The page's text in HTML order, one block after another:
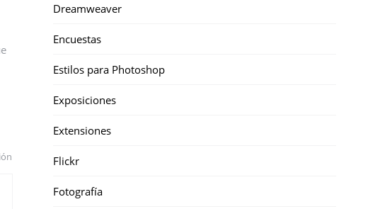
Dreamweaver
Encuestas
Estilos para Photoshop
Exposiciones
Extensiones
Flickr
Fotografía